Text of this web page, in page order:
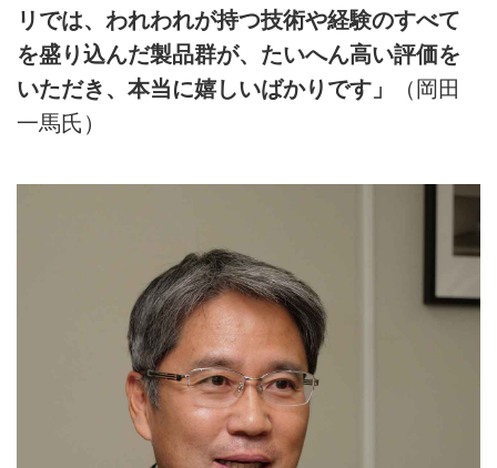
リでは、われわれが持つ技術や経験のすべて
を盛り込んだ製品群が、たいへん高い評価を
いただき、本当に嬉しいばかりです」
（岡田
一馬氏）